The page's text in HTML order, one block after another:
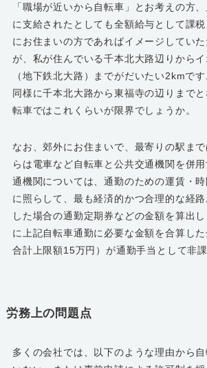
「職場が近いから自転車」とお考えの方
に支給されたとしても全額給与として課
にお住まいの方であればイメージしてい
が、私が住んでいる千本北大路辺りから
（地下鉄北大路）までがだいたい2kmで
同様に千本北大路から東福寺の辺りまで
転車ではこれくらいが限界でしょうか。
なお、郊外にお住まいで、最寄りの駅ま
らは電車など自転車と公共交通機関を併
通機関については、通勤のための運賃・
に照らして、最も経済的かつ合理的な経
した場合の通勤定期券などの金額を算出
に上記自転車通勤に必要な金額を合算し
合計上限額15万円）が通勤手当として非課
労務上の問題点
多くの会社では、以下のような理由から